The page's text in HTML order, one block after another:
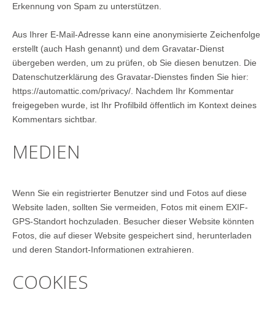
Erkennung von Spam zu unterstützen.
Aus Ihrer E-Mail-Adresse kann eine anonymisierte Zeichenfolge
erstellt (auch Hash genannt) und dem Gravatar-Dienst
übergeben werden, um zu prüfen, ob Sie diesen benutzen. Die
Datenschutzerklärung des Gravatar-Dienstes finden Sie hier:
https://automattic.com/privacy/. Nachdem Ihr Kommentar
freigegeben wurde, ist Ihr Profilbild öffentlich im Kontext deines
Kommentars sichtbar.
MEDIEN
Wenn Sie ein registrierter Benutzer sind und Fotos auf diese
Website laden, sollten Sie vermeiden, Fotos mit einem EXIF-
GPS-Standort hochzuladen. Besucher dieser Website könnten
Fotos, die auf dieser Website gespeichert sind, herunterladen
und deren Standort-Informationen extrahieren.
COOKIES